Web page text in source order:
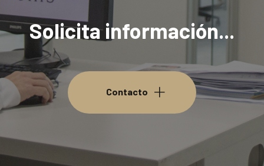
Solicita información...
Contacto